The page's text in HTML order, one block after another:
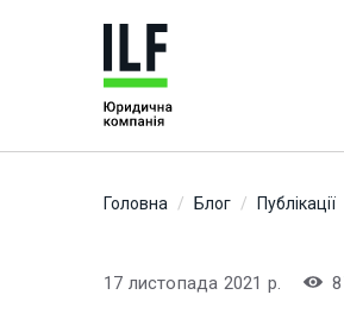
Головна Блог Публікації
17 листопада 2021 р.